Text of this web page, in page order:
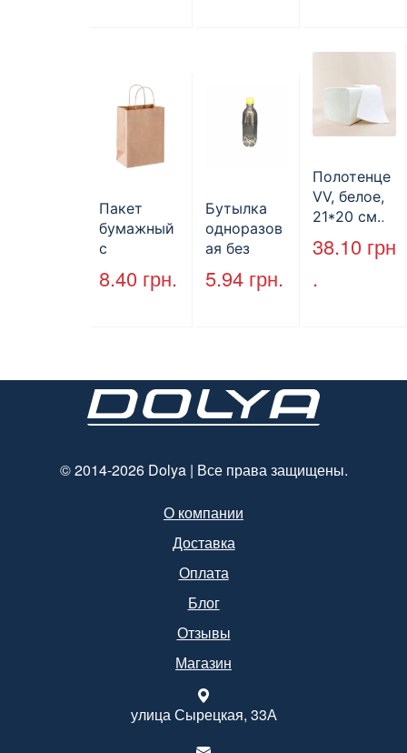
объем 1300
полистиро
л, черный,
250 шт./уп.
Пакет
бумажный
с
кручеными
ручками,
8.40 грн.
Бутылка
одноразов
ая без
крышки,
ПЕТ, V=500
5.94 грн.
Полотенце
VV, белое,
21*20 см.,
160 л.
38.10 грн
.
© 2014-2026 Dolya | Все права защищены.
О компании
Доставка
Оплата
Блог
Отзывы
Магазин
улица Сырецкая, 33А